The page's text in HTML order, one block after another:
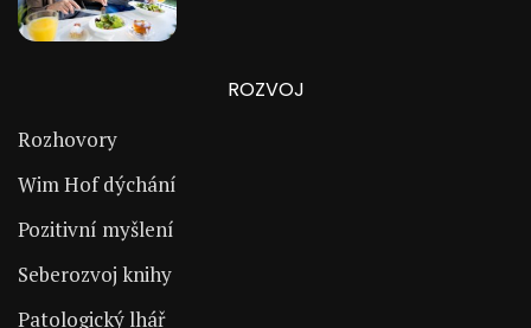
ROZVOJ
Rozhovory
Wim Hof dýchání
Pozitivní myšlení
Seberozvoj knihy
Patologický lhář